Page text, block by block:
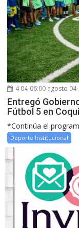
4 04-06:00 agosto
Entregó
Fútbol 5 en
*Continúa el
Deporte Institucional